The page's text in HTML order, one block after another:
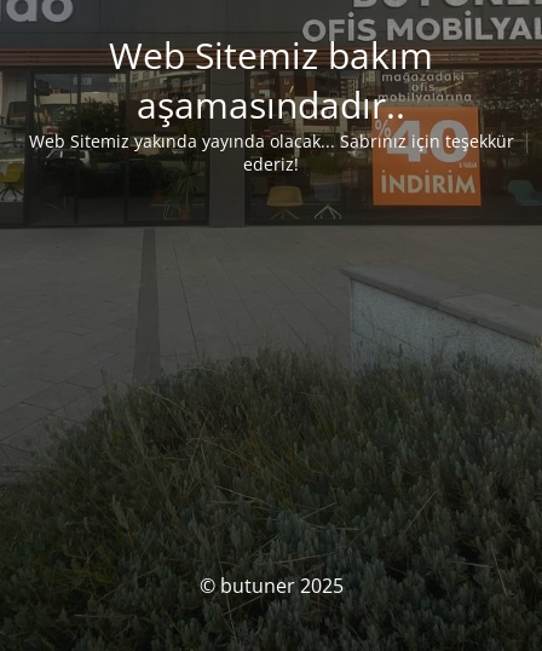
Web Sitemiz bakım
aşamasındadır..
Web Sitemiz yakında yayında olacak... Sabrınız için teşekkür
ederiz!
© butuner 2025